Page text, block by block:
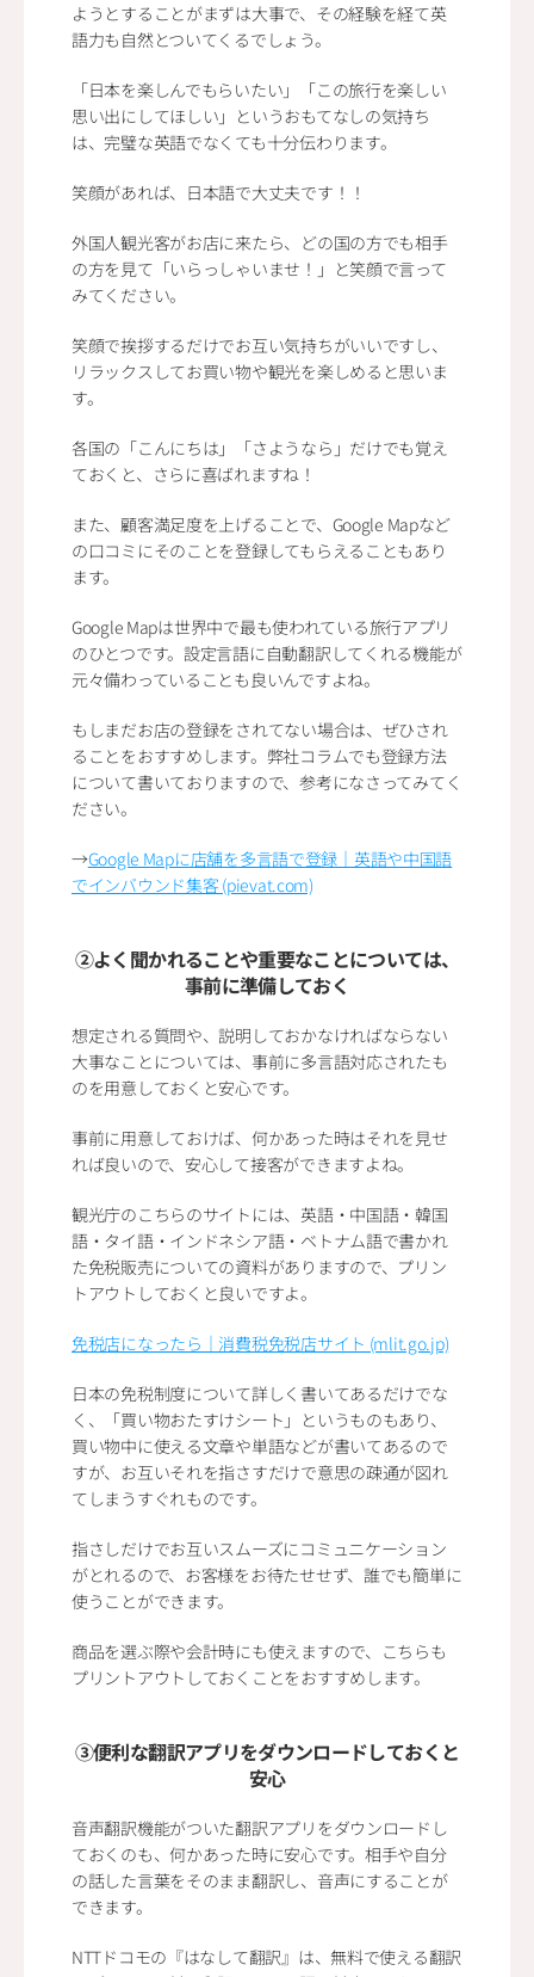
ようとすることがまずは大事で、その経験を経て英
語力も自然とついてくるでしょう。
「日本を楽しんでもらいたい」「この旅行を楽しい
思い出にしてほしい」というおもてなしの気持ち
は、完璧な英語でなくても十分伝わります。
笑顔があれば、日本語で大丈夫です！！
外国人観光客がお店に来たら、どの国の方でも相手
の方を見て「いらっしゃいませ！」と笑顔で言って
みてください。
笑顔で挨拶するだけでお互い気持ちがいいですし、
リラックスしてお買い物や観光を楽しめると思いま
す。
各国の「こんにちは」「さようなら」だけでも覚え
ておくと、さらに喜ばれますね！
また、顧客満足度を上げることで、Google Mapなど
の口コミにそのことを登録してもらえることもあり
ます。
Google Mapは世界中で最も使われている旅行アプリ
のひとつです。設定言語に自動翻訳してくれる機能が
元々備わっていることも良いんですよね。
もしまだお店の登録をされてない場合は、ぜひされ
ることをおすすめします。弊社コラムでも登録方法
について書いておりますので、参考になさってみてく
ださい。
→Google Mapに店舗を多言語で登録｜英語や中国語
でインバウンド集客 (pievat.com)
②よく聞かれることや重要なことについては、
事前に準備しておく
想定される質問や、説明しておかなければならない
大事なことについては、事前に多言語対応されたも
のを用意しておくと安心です。
事前に用意しておけば、何かあった時はそれを見せ
れば良いので、安心して接客ができますよね。
観光庁のこちらのサイトには、英語・中国語・韓国
語・タイ語・インドネシア語・ベトナム語で書かれ
た免税販売についての資料がありますので、プリン
トアウトしておくと良いですよ。
免税店になったら｜消費税免税店サイト (mlit.go.jp)
日本の免税制度について詳しく書いてあるだけでな
く、「買い物おたすけシート」というものもあり、
買い物中に使える文章や単語などが書いてあるので
すが、お互いそれを指さすだけで意思の疎通が図れ
てしまうすぐれものです。
指さしだけでお互いスムーズにコミュニケーション
がとれるので、お客様をお待たせせず、誰でも簡単に
使うことができます。
商品を選ぶ際や会計時にも使えますので、こちらも
プリントアウトしておくことをおすすめします。
③便利な翻訳アプリをダウンロードしておくと
安心
音声翻訳機能がついた翻訳アプリをダウンロードし
ておくのも、何かあった時に安心です。相手や自分
の話した言葉をそのまま翻訳し、音声にすることが
できます。
NTTドコモの『はなして翻訳』は、無料で使える翻訳